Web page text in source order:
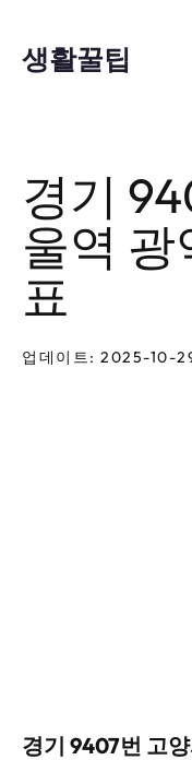
생활꿀팁
경기
울역
표
업데이트: 2025-10-
경기 9407번 고